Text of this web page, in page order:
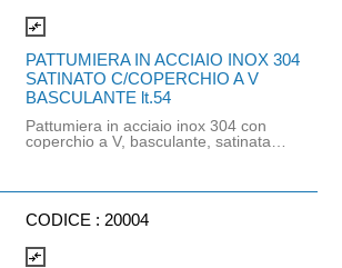
di larghezza minima 35cm e altezza
minima 35cm. Capacità: 7lt.
Dimensioni: Ø/20xh30cm. Øbuco:
13cm. Øingombro: 20,5cm.
compare_arrows
PATTUMIERA IN ACCIAIO INOX 304
SATINATO C/COPERCHIO A V
BASCULANTE lt.54
Pattumiera in acciaio inox 304 con
coperchio a V, basculante, satinata.
minima 90 cm. Capacità 54 lt.
CODICE : 20004
compare_arrows